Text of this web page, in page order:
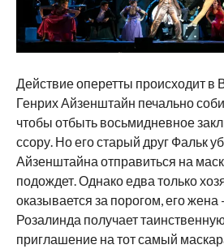
Действие оперетты происходит в
Генрих Айзенштайн печально
чтобы отбыть восьмидневное
ссору. Но его старый друг Фальк
Айзенштайна отправиться на
подождет. Однако едва только
оказывается за порогом, его жена
Розалинда получает
приглашение на тот самый